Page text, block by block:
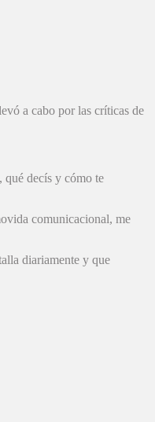
a cabo por las críticas de
qué decís y cómo te
comunicacional, me
diariamente y que